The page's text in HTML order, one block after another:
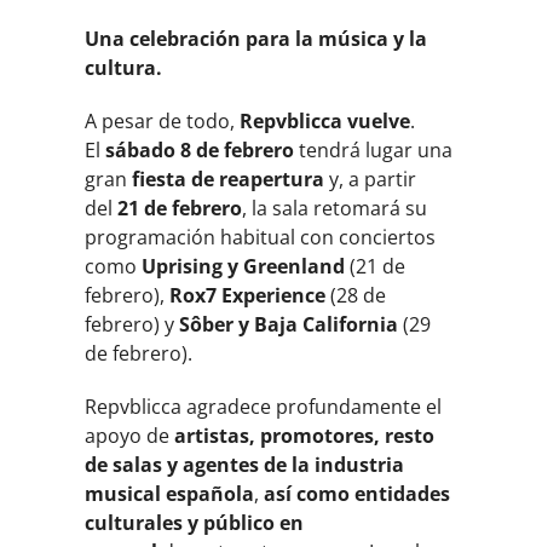
Una celebración para la música y la
cultura.
A pesar de todo, Repvblicca vuelve.
El sábado 8 de febrerotendrá lugar una
gran fiesta de reapertura y, a partir
del 21 de febrero, la sala retomará su
programación habitual con conciertos
como Uprising y Greenland (21 de
febrero), Rox7 Experience(28 de
febrero) ySôber y Baja California (29
de febrero).
Repvblicca agradece profundamente el
apoyo deartistas, promotores, resto
de salasy agentes de la industria
musical española, así como entidades
culturales y públicoen